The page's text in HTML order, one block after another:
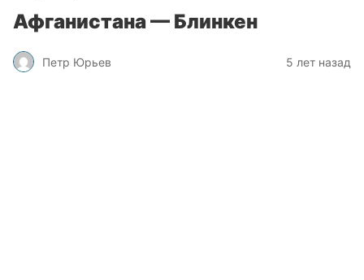
Афганистана — Блинкен
Петр Юрьев 5 лет назад